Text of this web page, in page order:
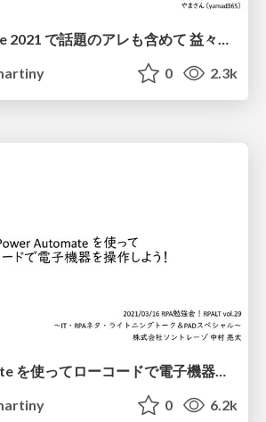
Microsoft Ignite 2021 で話題のアレも含めて 益々盛り上がる Power Platform を振り返る
0 2.3k
Power Automate を使ってローコードで電子機器を操作しよう！
0 6.2k